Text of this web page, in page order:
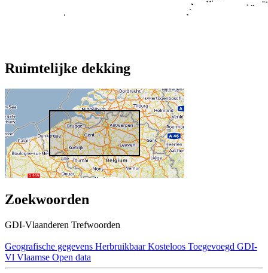
Ruimtelijke dekking
Zoekwoorden
GDI-Vlaanderen Trefwoorden
Geografische gegevens Herbruikbaar Kosteloos Toegevoegd GDI-
Vl Vlaamse Open data